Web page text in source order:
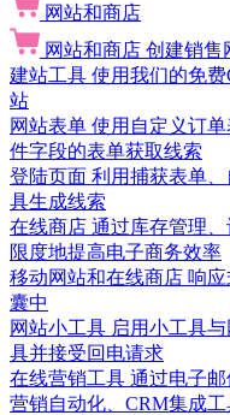
网站和商店
网站和商店 创建销售
建站工具 使用我们的免
站
网站表单 使用自定义订
件字段的表单获取线索
登陆页面 利用捕获表单、
具生成线索
在线商店 通过库存管理
限度地提高电子商务效率
移动网站和在线商店 响
囊中
网站小工具 启用小工具
具并接受回电请求
在线营销工具 通过电子邮
营销自动化、CRM集成